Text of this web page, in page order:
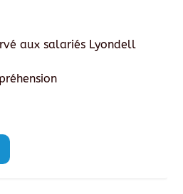
aux salariés Lyondell